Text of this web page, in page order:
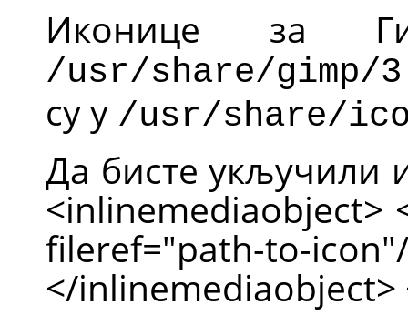
Иконице за
/usr/share/gimp/
су у /usr/share/
Да бисте укључили
<inlinemediaobject>
fileref="path-to-
</inlinemediaobject>